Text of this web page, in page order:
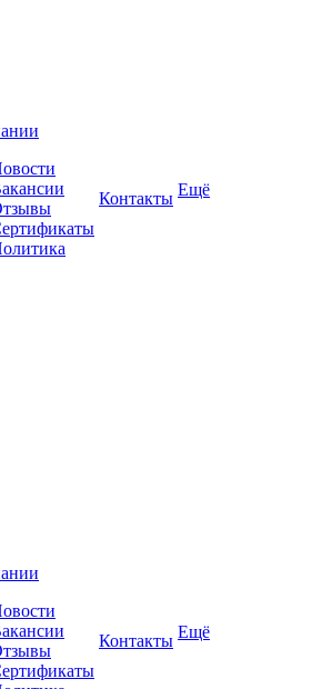
Контакты Ещё
Контакты Ещё